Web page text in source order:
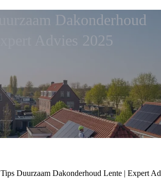
Dakonderhoud
Advies 2025
Duurzaam Dakonderhoud Lente | Expert